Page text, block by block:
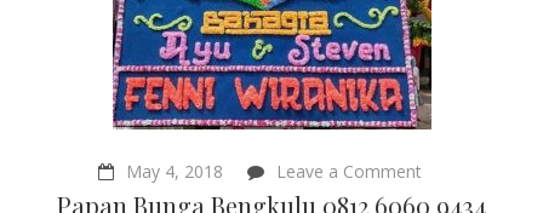
May 4, 2018 Leave a Commenton
Papan Bunga Bengkulu 0812 6060 9434